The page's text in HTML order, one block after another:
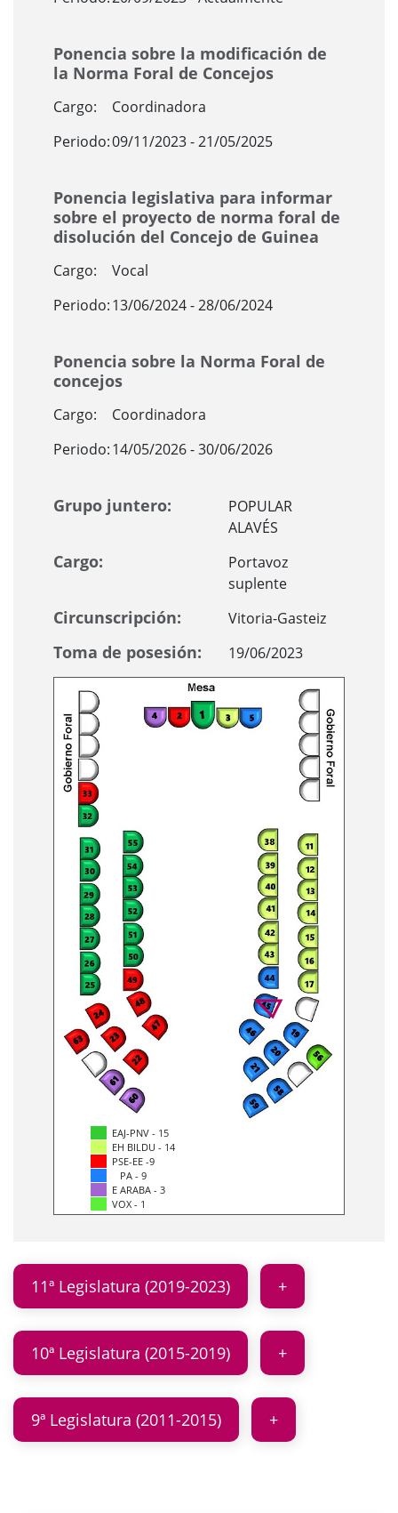
Ponencia sobre la modificación de
la Norma Foral de Concejos
Cargo:
Coordinadora
Periodo:09/11/2023 - 21/05/2025
Ponencia legislativa para informar
sobre el proyecto de norma foral de
disolución del Concejo de Guinea
Cargo:
Vocal
Periodo:13/06/2024 - 28/06/2024
Ponencia sobre la Norma Foral de
concejos
Cargo:
Coordinadora
Periodo:14/05/2026 - 30/06/2026
Grupo juntero:
POPULAR
ALAVÉS
Cargo:
Portavoz
suplente
Circunscripción: Vitoria-Gasteiz
Toma de posesión: 19/06/2023
EAJ-PNV - 15
EH BILDU - 14
PSE-EE -9
PA - 9
E ARABA - 3
VOX - 1
11ª Legislatura (2019-2023)
10ª Legislatura (2015-2019)
9ª Legislatura (2011-2015)